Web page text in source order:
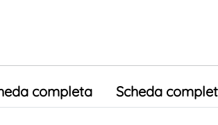
completa Scheda